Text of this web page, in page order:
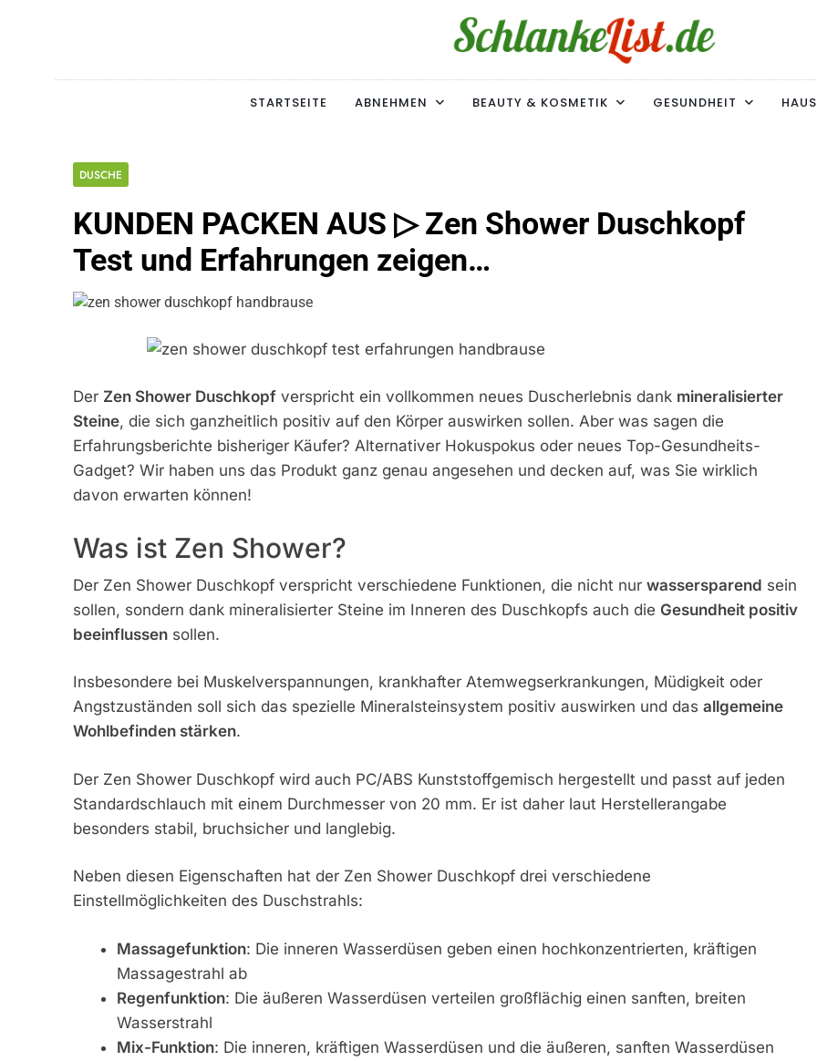
Schlanke-List.de
MAGERSUCHT. BULIMIE. ADIPOSITAS? SIE SIND NICHT ALLEIN!
STARTSEITE
ABNEHMEN BEAUTY & KOSMETIK GESUNDHEIT
DUSCHE
KUNDEN PACKEN AUS ▷ Zen Shower Duschkopf
Test und Erfahrungen zeigen…
Der Zen Shower Duschkopfverspricht ein vollkommen neues Duscherlebnis dank mineralisierter
Steine, die sich ganzheitlich positiv auf den Körper auswirken sollen. Aber was sagen die
Erfahrungsberichte bisheriger Käufer? Alternativer Hokuspokus oder neues Top-Gesundheits-
Gadget? Wir haben uns das Produkt ganz genau angesehen und decken auf, was Sie wirklich
davon erwarten können!
Was ist Zen Shower?
Der Zen Shower Duschkopf verspricht verschiedene Funktionen, die nicht nur wassersparend sein
sollen, sondern dank mineralisierter Steine im Inneren des Duschkopfs auch die Gesundheit positiv
beeinflussensollen.
Insbesondere bei Muskelverspannungen, krankhafter Atemwegserkrankungen, Müdigkeit oder
Angstzuständen soll sich das spezielle Mineralsteinsystem positiv auswirken und das allgemeine
Wohlbefinden stärken.
Der Zen Shower Duschkopf wird auch PC/ABS Kunststoffgemisch hergestellt und passt auf jeden
Standardschlauch mit einem Durchmesser von 20 mm. Er ist daher laut Herstellerangabe
besonders stabil, bruchsicher und langlebig.
Neben diesen Eigenschaften hat der Zen Shower Duschkopf drei verschiedene
Einstellmöglichkeiten des Duschstrahls:
Massagefunktion: Die inneren Wasserdüsen geben einen hochkonzentrierten, kräftigen
Massagestrahl ab
Regenfunktion: Die äußeren Wasserdüsen verteilen großflächig einen sanften, breiten
Wasserstrahl
Mix-Funktion: Die inneren, kräftigen Wasserdüsen und die äußeren, sanften Wasserdüsen